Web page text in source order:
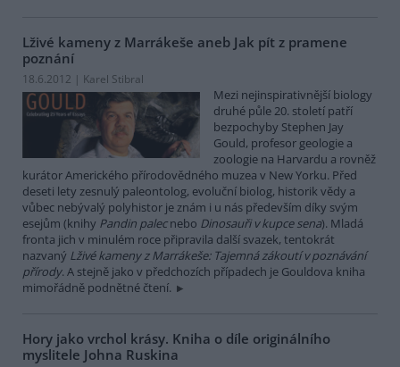
Lživé kameny z Marrákeše aneb Jak pít z pramene
poznání
18.6.2012 | Karel Stibral
Mezi nejinspirativnější biology
druhé půle 20. století patří
bezpochyby Stephen Jay
Gould, profesor geologie a
zoologie na Harvardu a rovněž
kurátor Amerického přírodovědného muzea v New Yorku. Před
deseti lety zesnulý paleontolog, evoluční biolog, historik vědy a
vůbec nebývalý polyhistor je znám i u nás především díky svým
esejům (knihy Pandin palecnebo Dinosauři v kupce sena). Mladá
fronta jich v minulém roce připravila další svazek, tentokrát
nazvaný Lživé kameny z Marrákeše: Tajemná zákoutí v poznávání
přírody. A stejně jako v předchozích případech je Gouldova kniha
mimořádně podnětné čtení.
Hory jako vrchol krásy. Kniha o díle originálního
myslitele Johna Ruskina